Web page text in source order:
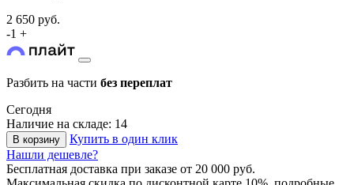
2 650 руб.
-1 +
Разбить на части без переплат
Сегодня
Наличие на складе: 14
В корзину
Купить в один клик
Нашли дешевле?
Бесплатная доставка при заказе от 20 000 руб.